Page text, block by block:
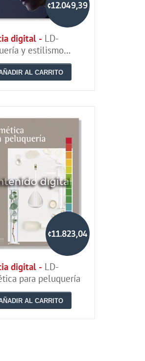
¢12.049,39
digital - LD-
y estilismo
(libro de taller)
AL CARRITO
¢11.823,04
digital - LD-
para peluquería
AL CARRITO